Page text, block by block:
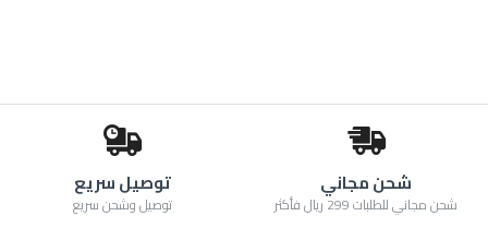
شحن مجاني
شحن مجاني للطلبات 299 ريال فأكثر
توصيل سريع
توصيل وشحن سريع